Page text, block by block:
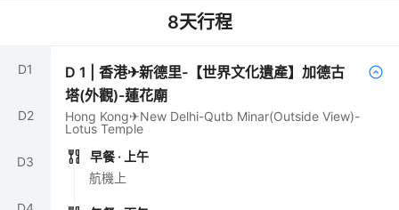
8天行程
D1
D2
D3
D1 |香港✈新德里-【世界文化遺產】加德古
塔(外觀)-蓮花廟
Hong Kong✈New Delhi-Qutb Minar(Outside View)-
Lotus Temple
早餐 · 上午
航機上